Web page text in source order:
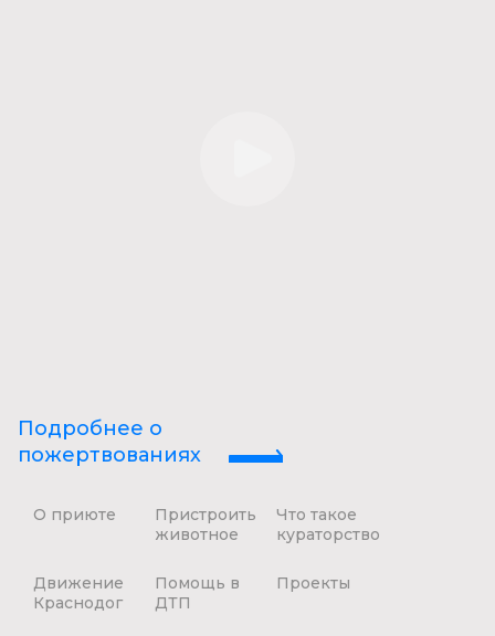
Подробнее о
пожертвованиях
О приюте
Пристроить
животное
Что такое
кураторство
Движение
Краснодог
Помощь в
ДТП
Проекты